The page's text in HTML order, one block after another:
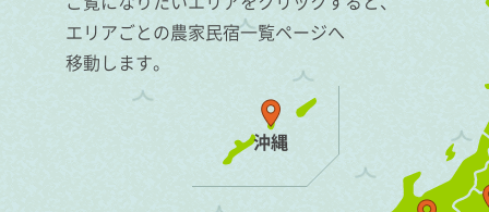
エリアごとの農家民宿一覧ページへ
移動します。
沖縄